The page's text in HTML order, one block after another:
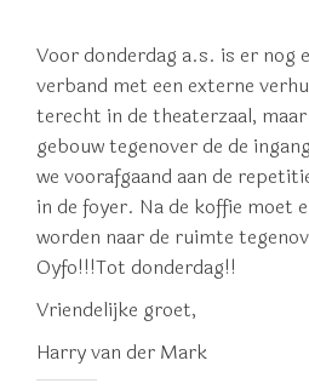
Voor donderdag a.s. is er nog
verband met een externe
terecht in de theaterzaal,
gebouw tegenover de de
we voorafgaand aan de
in de foyer. Na de koffie moet
worden naar de ruimte
Oyfo!!!Tot donderdag!!
Vriendelijke groet,
Harry van der Mark